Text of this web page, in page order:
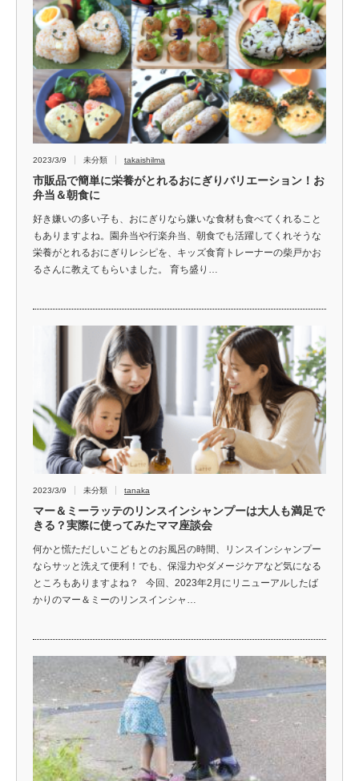
2023/3/9 未分類 takaishilma
市販品で簡単に栄養がとれるおにぎりバリエーション！お
弁当＆朝食に
好き嫌いの多い子も、おにぎりなら嫌いな食材も食べてくれること
もありますよね。園弁当や行楽弁当、朝食でも活躍してくれそうな
栄養がとれるおにぎりレシピを、キッズ食育トレーナーの柴戸かお
るさんに教えてもらいました。 育ち盛り…
2023/3/9 未分類 tanaka
マー＆ミーラッテのリンスインシャンプーは大人も満足で
きる？実際に使ってみたママ座談会
何かと慌ただしいこどもとのお風呂の時間、リンスインシャンプー
ならサッと洗えて便利！でも、保湿力やダメージケアなど気になる
ところもありますよね？ 今回、2023年2月にリニューアルしたば
かりのマー＆ミーのリンスインシャ…